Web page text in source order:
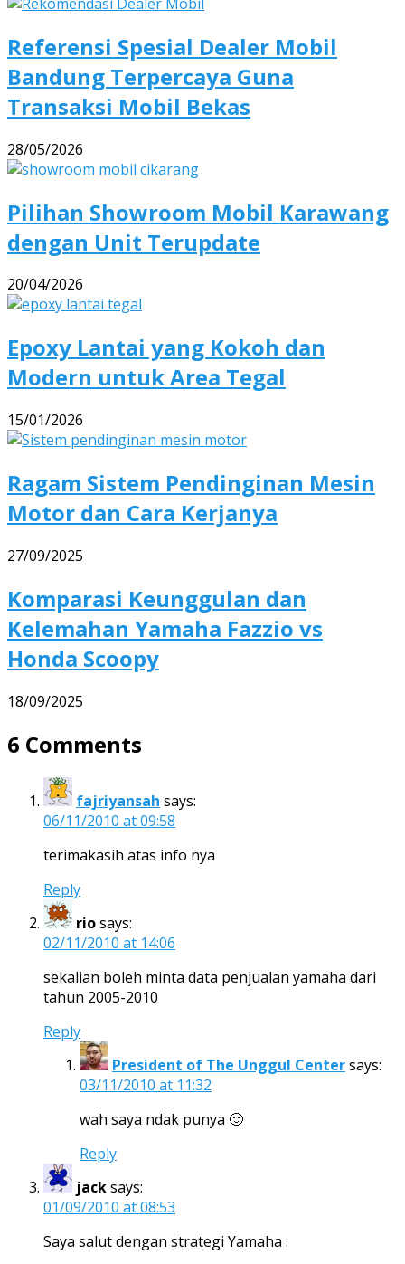
Referensi Spesial Dealer Mobil
Bandung Terpercaya Guna
Transaksi Mobil Bekas
28/05/2026
Pilihan Showroom Mobil Karawang
dengan Unit Terupdate
20/04/2026
Epoxy Lantai yang Kokoh dan
Modern untuk Area Tegal
15/01/2026
Ragam Sistem Pendinginan Mesin
Motor dan Cara Kerjanya
27/09/2025
Komparasi Keunggulan dan
Kelemahan Yamaha Fazzio vs
Honda Scoopy
18/09/2025
6 Comments
fajriyansah says:
06/11/2010 at 09:58
terimakasih atas info nya
Reply
riosays:
02/11/2010 at 14:06
sekalian boleh minta data penjualan yamaha dari
tahun 2005-2010
Reply
President of The Unggul Centersays:
03/11/2010 at 11:32
wah saya ndak punya 🙂
Reply
jacksays:
01/09/2010 at 08:53
Saya salut dengan strategi Yamaha :